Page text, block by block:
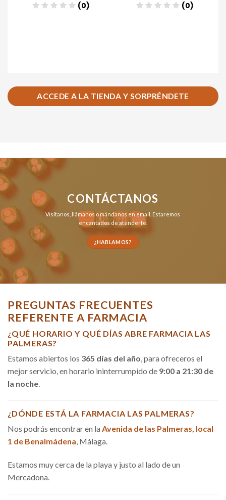
ACCEDE A LA TIENDA Y SORPRÉNDETE
CONTÁCTANOS
Visítanos, llámanosomándanos en email . Estaremos
encantados de atenderte.
¿HABLAMOS?
PREGUNTAS FRECUENTES
REFERENTE A FARMACIA
¿QUÉ HORARIO Y QUÉ DÍAS ABRE FARMACIA LAS
PALMERAS?
Estamos abiertos los 365 días del año, para ofreceros el
mejor servicio, en horario ininterrumpido de 9:00 a 21:30 de
la noche.
¿DÓNDE ESTÁ LA FARMACIA LAS PALMERAS?
Nos podrás encontrar en la Avenida de las Palmeras, local
1 de Benalmádena, Málaga.
Estamos muy cerca de la playa y justo al lado de un
Mercadona.